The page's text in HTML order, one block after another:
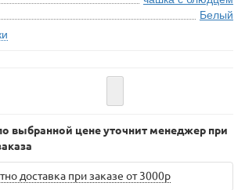
Белый
выбранной цене уточнит менеджер при
доставка при заказе от 3000р